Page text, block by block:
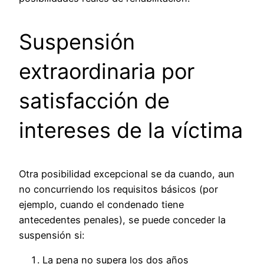
Suspensión
extraordinaria por
satisfacción de
intereses de la víctima
Otra posibilidad excepcional se da cuando, aun
no concurriendo los requisitos básicos (por
ejemplo, cuando el condenado tiene
antecedentes penales), se puede conceder la
suspensión si:
La pena no supera los dos años